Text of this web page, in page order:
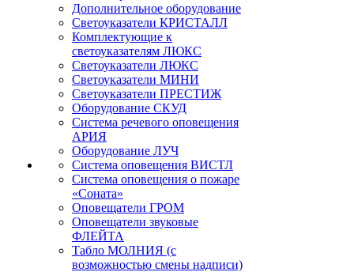
Дополнительное оборудование
Светоуказатели КРИСТАЛЛ
Комплектующие к
светоуказателям ЛЮКС
Светоуказатели ЛЮКС
Светоуказатели МИНИ
Светоуказатели ПРЕСТИЖ
Оборудование СКУД
Система речевого оповещения
АРИЯ
Оборудование ЛУЧ
Система оповещения ВИСТЛ
Система оповещения о пожаре
«Соната»
Оповещатели ГРОМ
Оповещатели звуковые
ФЛЕЙТА
Табло МОЛНИЯ (с
возможностью смены надписи)